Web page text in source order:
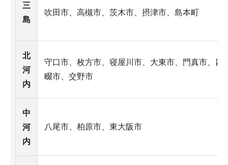
三
島
吹田市、高槻市、茨木市、摂津市、島本町
北
河
内
守口市、枚方市、寝屋川市、大東市、門真市、四
畷市、交野市
中
河
内
八尾市、柏原市、東大阪市